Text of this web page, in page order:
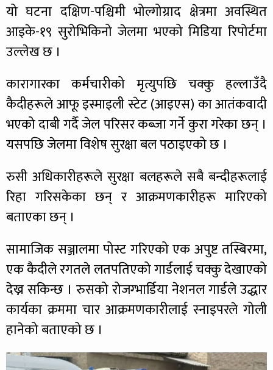
यो घटना दक्षिण-पश्चिमी भोल्गोग्राद क्षेत्रमा अवस्थित
आइके-१९ सुरोभिकिनो जेलमा भएको मिडिया रिपोर्टमा
उल्लेख छ ।
कारागारका कर्मचारीको मृत्युपछि चक्कु हल्लाउँदै
कैदीहरूले आफू इस्माइली स्टेट (आइएस) का आतंकवादी
भएको दाबी गर्दै जेल परिसर कब्जा गर्ने कुरा गरेका छन् ।
यसपछि जेलमा विशेष सुरक्षा बल पठाइएको छ ।
रुसी अधिकारीहरूले सुरक्षा बलहरूले सबै बन्दीहरूलाई
रिहा गरिसकेका छन् र आक्रमणकारीहरू मारिएको
बताएका छन् ।
सामाजिक सञ्जालमा पोस्ट गरिएको एक अपुष्ट तस्बिरमा,
एक कैदीले रगतले लतपतिएको गार्डलाई चक्कु देखाएको
देख्न सकिन्छ । रुसको रोजग्भार्डिया नेशनल गार्डले उद्धार
कार्यका क्रममा चार आक्रमणकारीलाई स्नाइपरले गोली
हानेको बताएको छ ।